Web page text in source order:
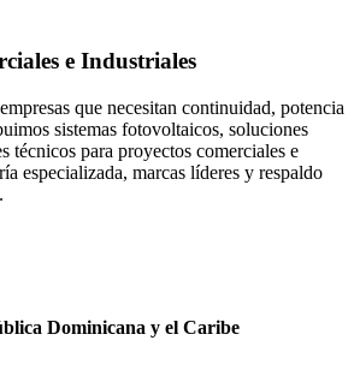
e Industriales
que necesitan continuidad, potencia
sistemas fotovoltaicos, soluciones
técnicos para proyectos comerciales e
especializada, marcas líderes y respaldo
Dominicana y el Caribe